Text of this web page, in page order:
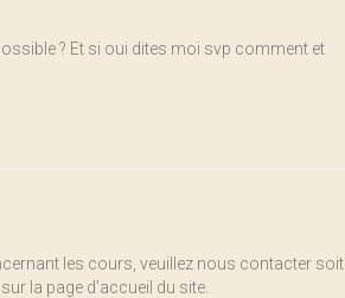
? Et si oui dites moi svp comment et
les cours, veuillez nous contacter soit
la page d’accueil du site.